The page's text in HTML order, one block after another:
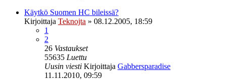
Käytkö Suomen HC bileissä?
Kirjoittaja Teknojta » 08.12.2005, 18:59
1
2
26 Vastaukset
55635 Luettu
Uusin viesti Kirjoittaja Gabbersparadise
11.11.2010, 09:59